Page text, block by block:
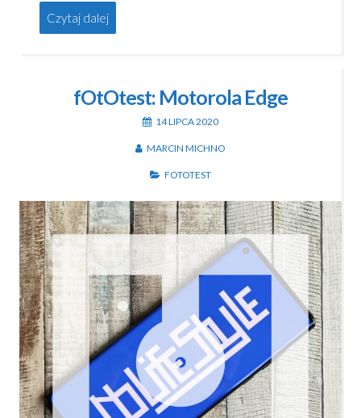
Czytaj dalej
fOtOtest: Motorola Edge
14 LIPCA 2020
MARCIN MICHNO
FOTOTEST